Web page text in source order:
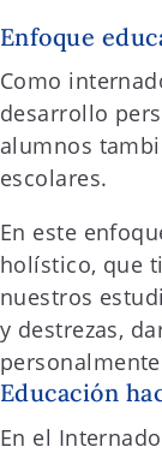
Enfoque
Como
desarrollo
alumnos
escolares.
En este
holístico, que
nuestros
y destrezas,
Educación
En el